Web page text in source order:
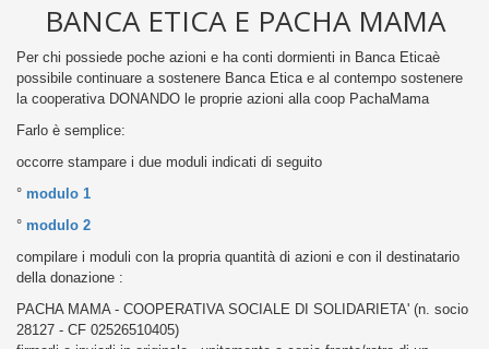
BANCA ETICA E PACHA MAMA
Per chi possiede poche azioni e ha conti dormienti in Banca Eticaè
possibile continuare a sostenere Banca Etica e al contempo sostenere
la cooperativa DONANDO le proprie azioni alla coop PachaMama
Farlo è semplice:
occorre stampare i due moduli indicati di seguito
° modulo 1
° modulo 2
compilare i moduli con la propria quantità di azioni e con il destinatario
della donazione :
PACHA MAMA - COOPERATIVA SOCIALE DI SOLIDARIETA' (n. socio
28127 - CF 02526510405)